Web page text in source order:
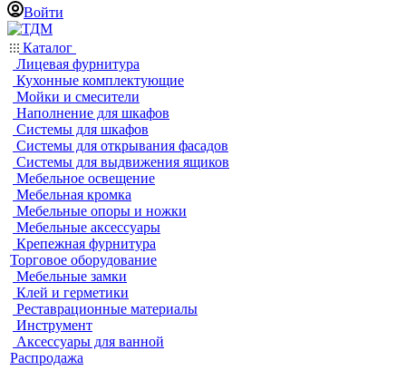
Войти
Каталог
Лицевая фурнитура
Кухонные комплектующие
Мойки и смесители
Наполнение для шкафов
Системы для шкафов
Системы для открывания фасадов
Системы для выдвижения ящиков
Мебельное освещение
Мебельная кромка
Мебельные опоры и ножки
Мебельные аксессуары
Крепежная фурнитура
Торговое оборудование
Мебельные замки
Клей и герметики
Реставрационные материалы
Инструмент
Аксессуары для ванной
Распродажа